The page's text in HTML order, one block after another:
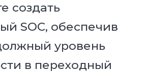
создать
SOC, обеспечив
уровень
в переходный